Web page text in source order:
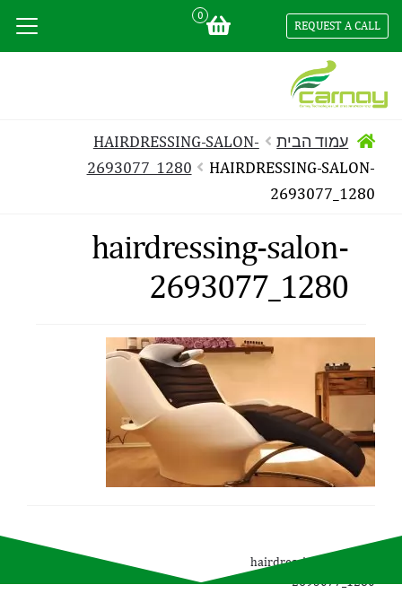
REQUEST A CALL
0
עמוד הבית
HAIRDRESSING-SALON-
2693077_1280
HAIRDRESSING-SALON-
2693077_1280
hairdressing-salon-
2693077_1280
navigation
Previous
hairdressing-salon-
2693077_1280